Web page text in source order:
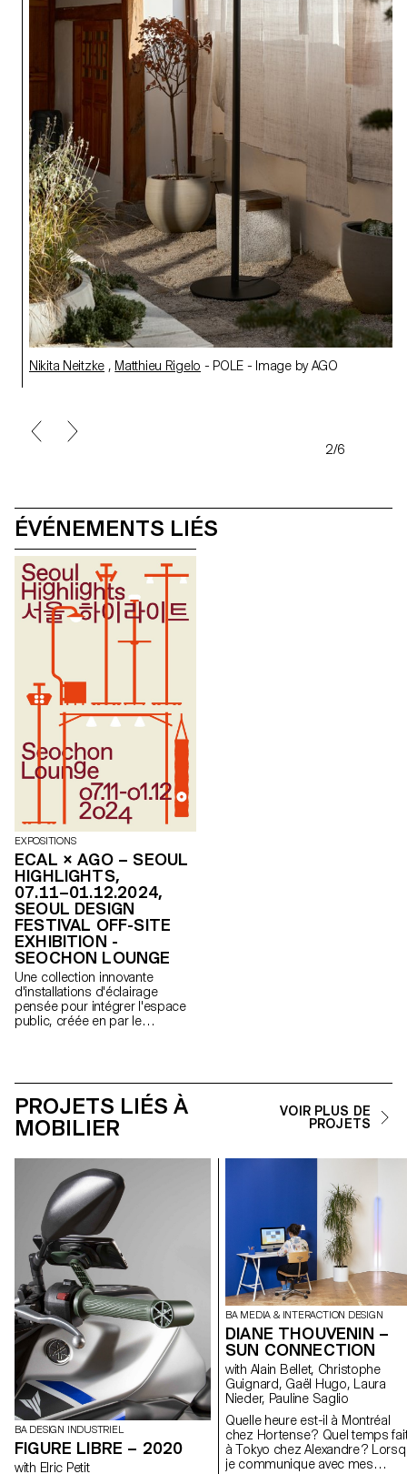
Nikita Neitzke , Matthieu Rigelo - POLE - Image by AGO
2/6
ÉVÉNEMENTS LIÉS
EXPOSITIONS
ECAL × AGO – SEOUL
HIGHLIGHTS,
07.11–01.12.2024,
SEOUL DESIGN
FESTIVAL OFF-SITE
EXHIBITION -
SEOCHON LOUNGE
Une collection innovante
d'installations d'éclairage
pensée pour intégrer l'espace
public, créée en par le
PROJETS LIÉS À
MOBILIER
VOIR PLUS DE
PROJETS
BA DESIGN INDUSTRIEL
FIGURE LIBRE – 2020
with Elric Petit
BA MEDIA & INTERACTION DESIGN
DIANE THOUVENIN –
SUN CONNECTION
with Alain Bellet, Christophe
Guignard, Gaël Hugo, Laura
Nieder, Pauline Saglio
Quelle heure est-il à Montréal
chez Hortense ? Quel temps
à Tokyo chez Alexandre ?
je communique avec mes